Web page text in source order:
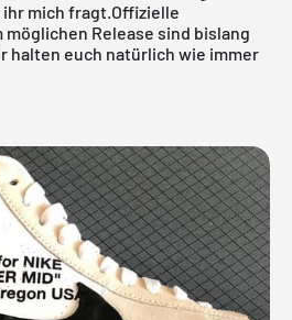
mich fragt.Offizielle
Release sind bislang
halten euch natürlich wie immer